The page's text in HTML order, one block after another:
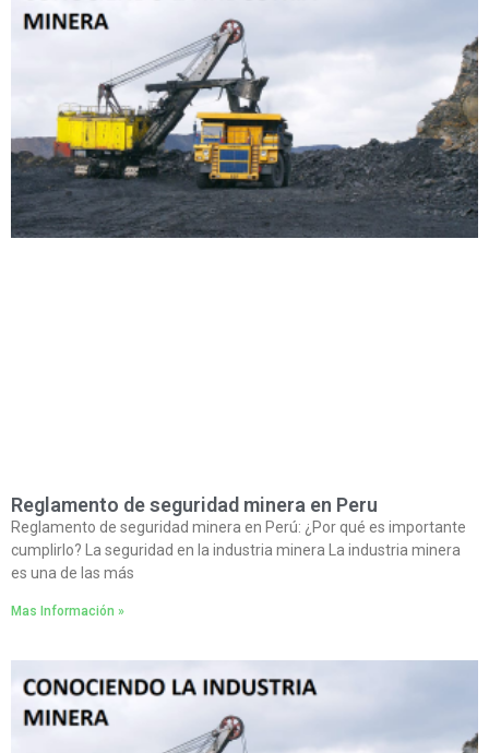
Reglamento de seguridad minera en Peru
Reglamento de seguridad minera en Perú: ¿Por qué es importante
cumplirlo? La seguridad en la industria minera La industria minera
es una de las más
Mas Información »